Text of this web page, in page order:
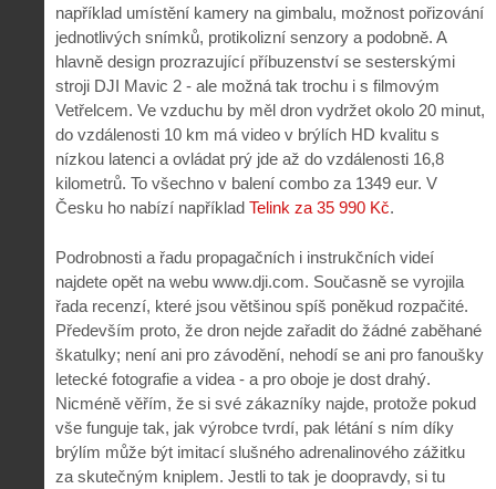
například umístění kamery na gimbalu, možnost pořizování
jednotlivých snímků, protikolizní senzory a podobně. A
hlavně design prozrazující příbuzenství se sesterskými
stroji DJI Mavic 2 - ale možná tak trochu i s filmovým
Vetřelcem. Ve vzduchu by měl dron vydržet okolo 20 minut,
do vzdálenosti 10 km má video v brýlích HD kvalitu s
nízkou latenci a ovládat prý jde až do vzdálenosti 16,8
kilometrů. To všechno v balení combo za 1349 eur. V
Česku ho nabízí například Telink za 35 990 Kč.
Podrobnosti a řadu propagačních i instrukčních videí
najdete opět na webu www.dji.com. Současně se vyrojila
řada recenzí, které jsou většinou spíš poněkud rozpačité.
Především proto, že dron nejde zařadit do žádné zaběhané
škatulky; není ani pro závodění, nehodí se ani pro fanoušky
letecké fotografie a videa - a pro oboje je dost drahý.
Nicméně věřím, že si své zákazníky najde, protože pokud
vše funguje tak, jak výrobce tvrdí, pak létání s ním díky
brýlím může být imitací slušného adrenalinového zážitku
za skutečným kniplem. Jestli to tak je doopravdy, si tu